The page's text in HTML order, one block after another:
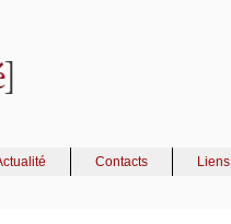
Contacts Liens